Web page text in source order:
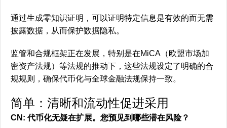
通过生成零知识证明，可以证明特定信息是有效的而无需
披露数据，从而保护数据隐私。
监管和合规框架正在发展，特别是在MiCA（欧盟市场加
密资产法规）等法规的推动下，这些法规设定了明确的合
规规则，确保代币化与全球金融法规保持一致。
简单：清晰和流动性促进采用
CN: 代币化无疑在扩展。您预见到哪些潜在风险？